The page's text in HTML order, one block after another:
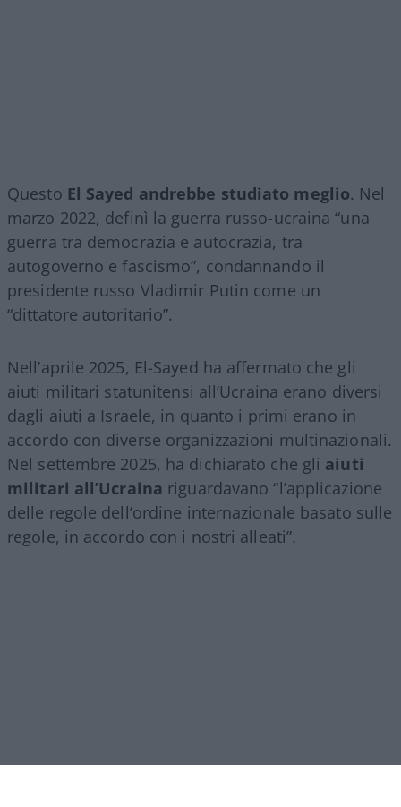
Questo El Sayed andrebbe studiato meglio. Nel
marzo 2022, definì la guerra russo-ucraina “una
guerra tra democrazia e autocrazia, tra
autogoverno e fascismo”, condannando il
presidente russo Vladimir Putin come un
“dittatore autoritario”.
Nell’aprile 2025, El-Sayed ha affermato che gli
aiuti militari statunitensi all’Ucraina erano diversi
dagli aiuti a Israele, in quanto i primi erano in
accordo con diverse organizzazioni multinazionali.
Nel settembre 2025, ha dichiarato che gli aiuti
militari all’Ucraina riguardavano “l’applicazione
delle regole dell’ordine internazionale basato sulle
regole, in accordo con i nostri alleati”.